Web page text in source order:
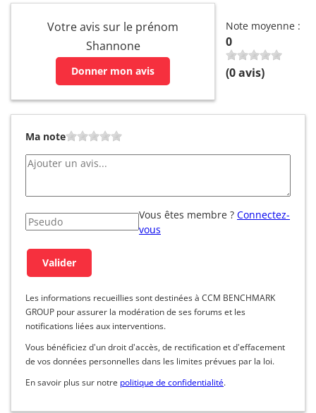
Votre avis sur le prénom
Shannone
Donner mon avis
Note moyenne :
0
(0avis)
Ma note
Vous êtes membre ? Connectez-
vous
Les informations recueillies sont destinées à CCM BENCHMARK
GROUP pour assurer la modération de ses forums et les
notifications liées aux interventions.
Vous bénéficiez d'un droit d'accès, de rectification et d'effacement
de vos données personnelles dans les limites prévues par la loi.
En savoir plus sur notre politique de confidentialité.